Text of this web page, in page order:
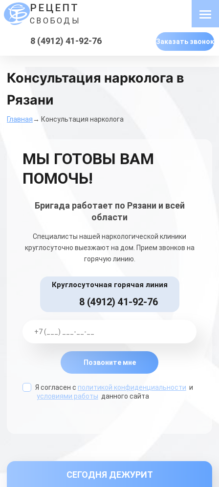
РЕЦЕПТ
СВОБОДЫ
8 (4912) 41-92-76 Заказать звонок
Консультация нарколога в
Рязани
Главная→ Консультация нарколога
МЫ ГОТОВЫ ВАМ
ПОМОЧЬ!
Бригада работает по Рязани и всей
области
Специалисты нашей наркологической клиники
круглосуточно выезжают на дом. Прием звонков на
горячую линию.
Круглосуточная горячая линия
8 (4912) 41-92-76
Позвоните мне
Я согласен с политикой конфиденциальности и
условиями работы данного сайта
СЕГОДНЯ ДЕЖУРИТ